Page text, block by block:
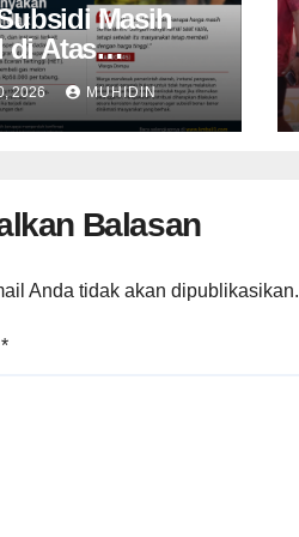
Masih
di Atas
Berulang
Mampu
Harga
2026 MUHIDIN
Balasan
Anda tidak akan dipublikasikan.
*